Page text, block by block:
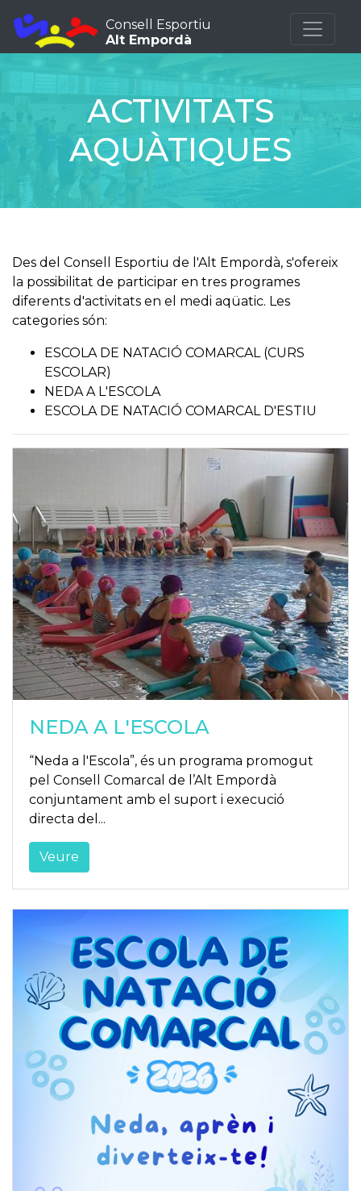
Consell Esportiu
Alt Empordà
ACTIVITATS
AQUÀTIQUES
Des del Consell Esportiu de l'Alt Empordà, s'ofereix
la possibilitat de participar en tres programes
diferents d'activitats en el medi aqüatic. Les
categories són:
ESCOLA DE NATACIÓ COMARCAL (CURS
ESCOLAR)
NEDA A L'ESCOLA
ESCOLA DE NATACIÓ COMARCAL D'ESTIU
NEDA A L'ESCOLA
“Neda a l'Escola”, és un programa promogut
pel Consell Comarcal de l’Alt Empordà
conjuntament amb el suport i execució
directa del...
Veure